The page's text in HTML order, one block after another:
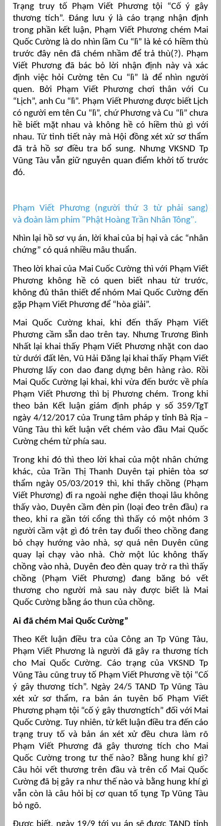
Trạng truy tố Phạm Viết Phương tội “Cố ý gây
thương tích”. Đáng lưu ý là cáo trạng nhận định
trong phần kết luận, Phạm Viết Phương chém Mai
Quốc Cường là do nhìn lầm Cu “lì” là kẻ có hiềm thù
trước đây nên đã chém nhầm để trả thù(?). Phạm
Viết Phương đã bác bỏ lời nhận định này và xác
định việc hỏi Cường tên Cu “lì” là để nhìn người
quen. Bởi Phạm Viết Phương chơi thân với Cu
“Lịch”, anh Cu “lì”. Phạm Viết Phương được biết Lịch
có người em tên Cu “lì”, chứ Phương và Cu “lì” chưa
hề biết mặt nhau và không hề có hiềm thù gì với
nhau. Từ tình tiết này mà Hội đồng xét xử sơ thẩm
đã trả hồ sơ điều tra bổ sung. Nhưng VKSND Tp
Vũng Tàu vẫn giữ nguyên quan điểm khởi tố trước
đó.
Phạm Viết Phương (người thứ 3 từ phải sang)
và đoàn làm phim "Phật Hoàng Trần Nhân Tông".
Nhìn lại hồ sơ vụ án, lời khai của bị hại và các “nhân
chứng” có quá nhiều mâu thuẩn.
Theo lời khai của Mai Cuốc Cường thì với Phạm Viết
Phương không hề có quen biết nhau từ trước,
không đủ thân thiết để nhóm Mai Quốc Cường đến
gặp Phạm Viết Phương để “hòa giải”.
Mai Quốc Cường khai, khi đến thấy Phạm Viết
Phương cầm sẵn dao trên tay. Nhưng Trương Bình
Nhất lại khai thấy Phạm Viết Phương nhặt con dao
từ dưới đất lên, Vũ Hải Đăng lại khai thấy Phạm Viết
Phương lấy con dao đang dựng bên hàng rào. Rồi
Mai Quốc Cường lại khai, khi vừa đến bước về phía
Phạm Viết Phương thì bị Phương chém. Trong khi
theo bản Kết luận giám định pháp y số 359/TgT
ngày 4/12/2017 của Trung tâm pháp y tỉnh Bà Rịa –
Vũng Tàu thì kết luận vết chém vào đầu Mai Quốc
Cường chém từ phía sau.
Trong khi đó thì theo lời khai của một nhân chứng
khác, của Trần Thị Thanh Duyên tại phiên tòa sơ
thẩm ngày 05/03/2019 thì, khi thấy chồng (Phạm
Viết Phương) đi ra ngoài nghe điện thoại lâu không
thấy vào, Duyên cầm đèn pin (loại đeo trên đầu) ra
theo, khi ra gần tới cổng thì thấy có một nhóm 3
người cầm vật gì đó trên tay đuổi theo chồng đang
bỏ chạy hướng vào nhà, sợ quá nên Duyên cũng
quay lại chạy vào nhà. Chờ một lúc không thấy
chồng vào nhà, Duyên đeo đèn quay trở ra thì thấy
chồng (Phạm Viết Phương) đang băng bó vết
thương cho người mà sau này được biết là Mai
Quốc Cường bằng áo thun của chồng.
Ai đã chém Mai Quốc Cường”
Theo Kết luận điều tra của Công an Tp Vũng Tàu,
Phạm Viết Phương là người đã gây ra thương tích
cho Mai Quốc Cường. Cáo trạng của VKSND Tp
Vũng Tàu cũng truy tố Phạm Viết Phương về tội “Cố
ý gây thương tích”. Ngày 24/5 TAND Tp Vũng Tàu
xét xử sơ thẩm, ra bản án tuyên bố Phạm Viết
Phương phạm tội “cố ý gây thươngtích” đối với Mai
Quốc Cường. Tuy nhiên, từ kết luận điều tra đến cáo
trạng truy tố và bản án xét xử đều chưa làm rõ
Phạm Viết Phương đã gây thương tích cho Mai
Quốc Cường trong tư thế nào? Bằng hung khí gì?
Câu hỏi vết thương trên đầu và trên cổ Mai Quốc
Cường đã bị gây ra như thế nào và bằng hung khí gì
vẫn còn là câu hỏi bị cơ quan tố tụng Tp Vũng Tàu
bỏ ngõ.